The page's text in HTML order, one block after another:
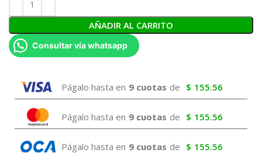
AÑADIR AL CARRITO
Consultar vía whatsapp
Págalo hasta en 9 cuotas de $ 155.56
Págalo hasta en 9 cuotas de $ 155.56
Págalo hasta en 9 cuotas de $ 155.56